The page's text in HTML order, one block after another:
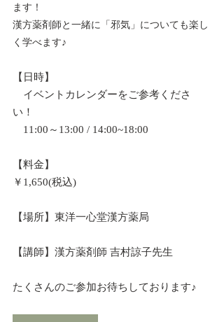
ます！
漢方薬剤師と一緒に「邪気」についても楽し
く学べます♪
【日時】
イベントカレンダーをご参考くださ
い！
11:00～13:00 / 14:00~18:00
【料金】
￥1,650(税込)
【場所】東洋一心堂漢方薬局
【講師】漢方薬剤師 吉村諒子先生
たくさんのご参加お待ちしております♪